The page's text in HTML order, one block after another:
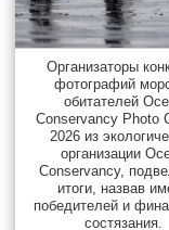
Организаторы
фотографий
обитателей
Conservancy Photo
2026 из
организации
Conservancy,
итоги, назвав
победителей и
состязания.